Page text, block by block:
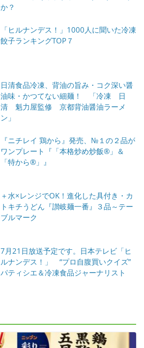
か？
「ヒルナンデス！」1000人に聞いた冷凍
餃子ランキングTOP７
日清食品冷凍、背油の旨み・コク深い醤
油味・かつてない細麺！ 「冷凍 日
清 魁力屋監修 京都背油醤油ラーメ
ン」
『ニチレイ 鶏から』発売、№１の２品が
ワンプレート『「本格炒め炒飯®」＆
「特から®」』
＋水×レンジでOK！進化した具付き・カ
トキチうどん『讃岐麺一番』３品～テー
ブルマーク
7月21日放送予定です。日本テレビ「ヒ
ルナンデス！」 “プロ自腹買いクイズ”
パティシエ＆冷凍食品ジャーナリスト